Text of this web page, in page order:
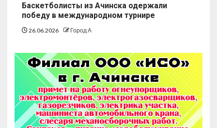
Баскетболисты из Ачинска одержали
победу в международном турнире
26.06.2026 Город А